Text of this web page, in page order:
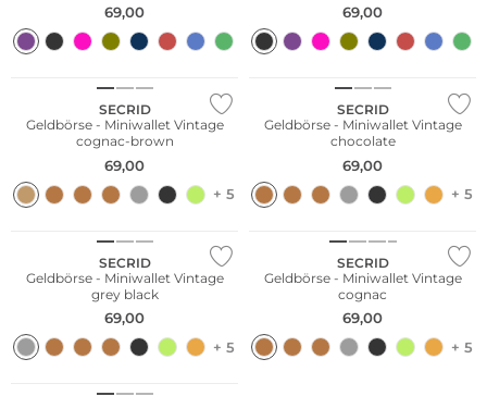
69,00 69,00
Nachhaltig
SECRID
Geldbörse - Miniwallet Vintage
cognac-brown
69,00
+ 5
Nachhaltig
SECRID
Geldbörse - Miniwallet Vintage
chocolate
69,00
+ 5
Nachhaltig
SECRID
Geldbörse - Miniwallet Vintage
grey black
69,00
+ 5
Nachhaltig
SECRID
Geldbörse - Miniwallet Vintage
cognac
69,00
+ 5
Nachhaltig